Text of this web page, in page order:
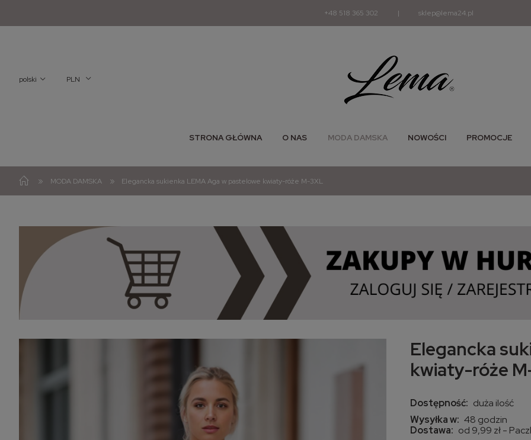
+48 518 365 302 | sklep@lema24.pl
polski PLN
STRONA GŁÓWNA O NAS MODA DAMSKA NOWOŚCI PROMOCJE
» MODA DAMSKA » Elegancka sukienka LEMA Aga w pastelowe kwiaty-róże M-3XL
Elegancka
kwiaty-róże
Dostępność: duża ilość
Wysyłka w: 48 godzin
Dostawa: od 9,99 zł-